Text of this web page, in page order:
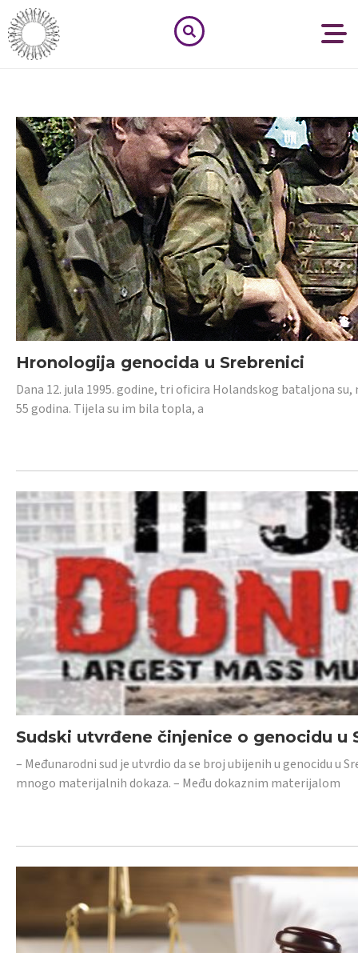
Hronologija genocida u Srebrenici
Dana 12. jula 1995. godine, tri oficira Holandskog bataljona
55 godina. Tijela su im bila topla, a
Sudski utvrđene činjenice o genocidu u
– Međunarodni sud je utvrdio da se broj ubijenih u genocidu u
mnogo materijalnih dokaza. – Među dokaznim materijalom